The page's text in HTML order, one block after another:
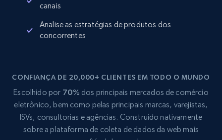
canais
Analise as estratégias de produtos dos
concorrentes
CONFIANÇA DE 20,000+ CLIENTES EM TODO O MUNDO
Escolhido por 70% dos principais mercados de comércio
eletrônico, bem como pelas principais marcas, varejistas,
ISVs, consultorias e agências. Construído nativamente
sobre a plataforma de coleta de dados da web mais